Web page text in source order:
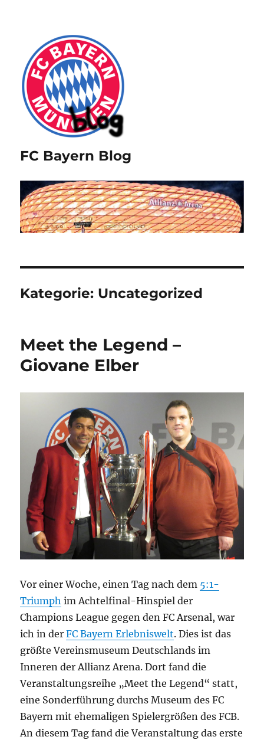
FC Bayern Blog
Kategorie: Uncategorized
Meet the Legend –
Giovane Elber
Vor einer Woche, einen Tag nach dem 5:1-
Triumph im Achtelfinal-Hinspiel der
Champions League gegen den FC Arsenal, war
ich in derFC Bayern Erlebniswelt. Dies ist das
größte Vereinsmuseum Deutschlands im
Inneren der Allianz Arena. Dort fand die
Veranstaltungsreihe „Meet the Legend“ statt,
eine Sonderführung durchs Museum des FC
Bayern mit ehemaligen Spielergrößen des FCB.
An diesem Tag fand die Veranstaltung das erste